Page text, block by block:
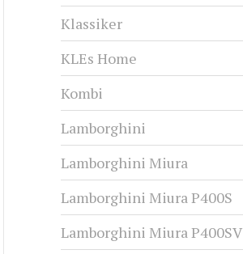
Klassiker
KLEs Home
Kombi
Lamborghini
Lamborghini Miura
Lamborghini Miura P400S
Lamborghini Miura P400SV